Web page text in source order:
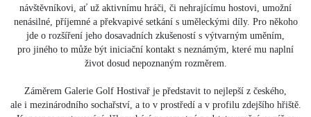
návštěvníkovi, ať už aktivnímu hráči, či nehrajícímu hostovi, umožní
nenásilné, příjemné a překvapivé setkání s uměleckými díly. Pro někoho
jde o rozšíření jeho dosavadních zkušeností s výtvarným uměním,
pro jiného to může být iniciační kontakt s neznámým, které mu naplní
život dosud nepoznaným rozměrem.
Záměrem Galerie Golf Hostivař je představit to nejlepší z českého,
ale i mezinárodního sochařství, a to v prostředí a v profilu zdejšího hřiště.